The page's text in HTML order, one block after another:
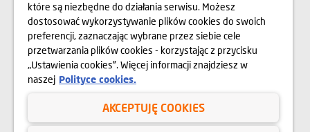
Sąd Rejonowy dla Krakowa – Śródmieścia w Krakowie | XI Wydział Gospodarczy
Krajowego Rejestru Sądowego |
Kapitał zakładowy: 64 404 750 zł |
KRS 0000952695 i NIP 525-28-95-335
Polityka prywatności
Regulamin serwisu internetowego
które są niezbędne do działania serwisu. Możesz
dostosować wykorzystywanie plików cookies do swoich
preferencji, zaznaczając wybrane przez siebie cele
przetwarzania plików cookies - korzystając z przycisku
„Ustawienia cookies”. Więcej informacji znajdziesz w
naszej Polityce cookies.
AKCEPTUJĘ COOKIES